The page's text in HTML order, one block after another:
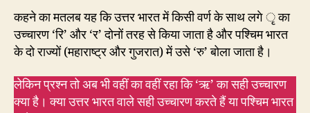
कहने का मतलब यह कि उत्तर भारत में किसी वर्ण के साथ लगे ृ का
उच्चारण ‘रि’ और ‘र’ दोनों तरह से किया जाता है और पश्चिम भारत
के दो राज्यों (महाराष्ट्र और गुजरात) में उसे ‘रु’ बोला जाता है।
लेकिन प्रश्न तो अब भी वहीं का वहीं रहा कि ‘ऋ’ का सही उच्चारण
क्या है। क्या उत्तर भारत वाले सही उच्चारण करते हैं या पश्चिम भारत